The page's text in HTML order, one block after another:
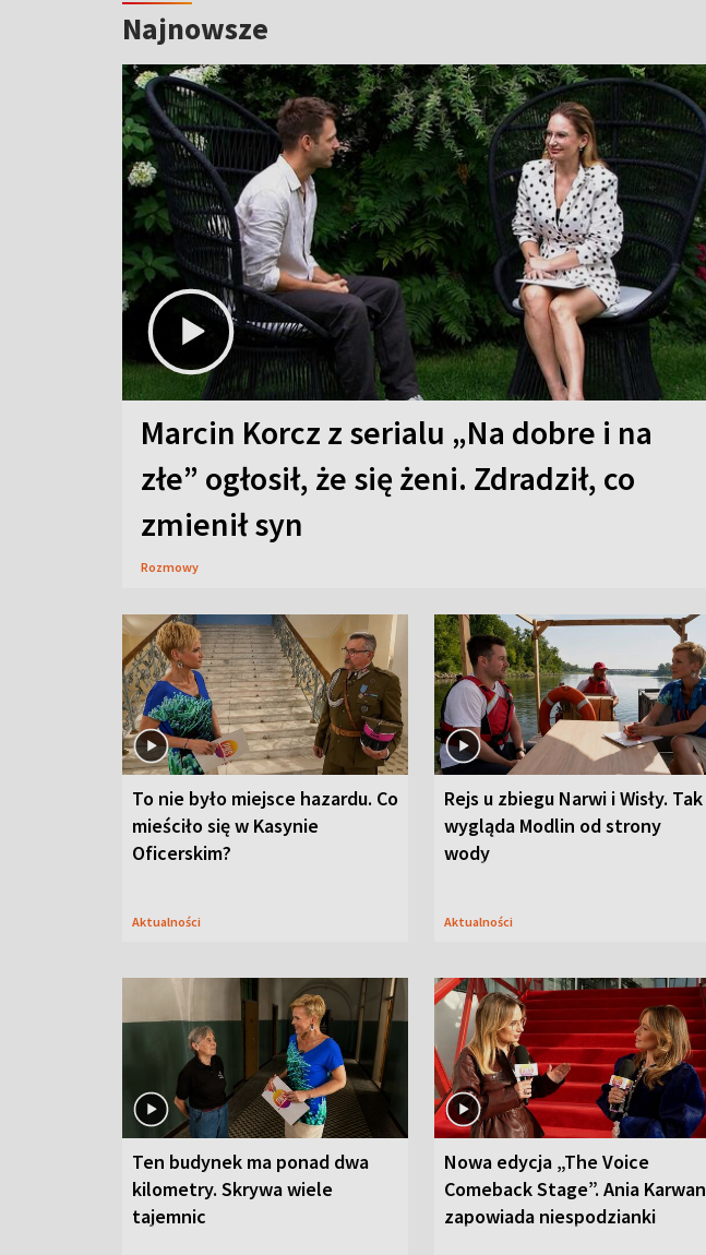
Najnowsze
Marcin Korcz z serialu „Na dobre i na
złe” ogłosił, że się żeni. Zdradził, co
zmienił syn
Rozmowy
To nie było miejsce hazardu. Co
mieściło się w Kasynie
Oficerskim?
Aktualności
Rejs u zbiegu Narwi i Wisły. Tak
wygląda Modlin od strony
wody
Aktualności
Ten budynek ma ponad dwa
kilometry. Skrywa wiele
tajemnic
Nowa edycja „The Voice
Comeback Stage”. Ania Karwan
zapowiada niespodzianki